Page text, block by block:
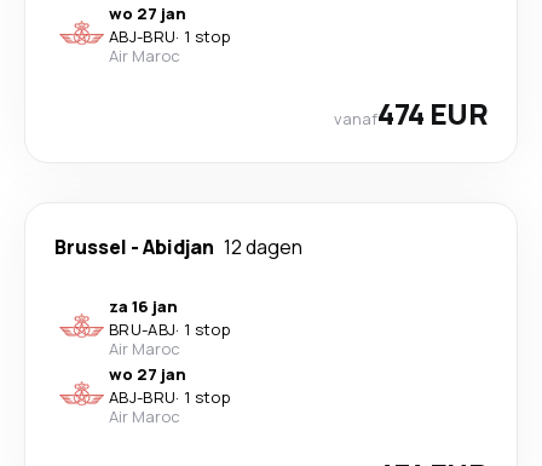
wo 27 jan
ABJ-BRU· 1 stop
Air Maroc
vanaf474 EUR
Brussel -Abidjan 12 dagen
za 16 jan
BRU-ABJ· 1 stop
Air Maroc
wo 27 jan
ABJ-BRU· 1 stop
Air Maroc